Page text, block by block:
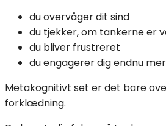
du overvåger dit sind
du tjekker, om tankerne er
du bliver frustreret
du engagerer dig endnu
Metakognitivt set er det bare
forklædning.